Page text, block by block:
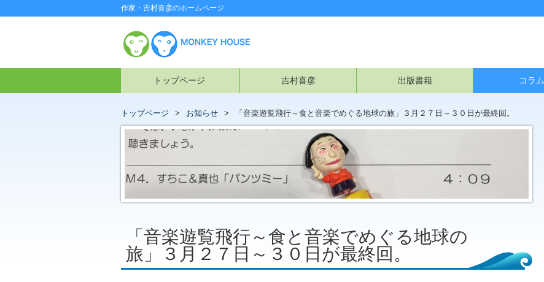
作家・吉村喜彦のホームページ
トップページ 吉村喜彦 出版書籍 コラム
トップページ お知らせ 「音楽遊覧飛行～食と音楽でめぐる地球の旅」３月２７日～３０日が最終回。
「音楽遊覧飛行～食と音楽でめぐる地球の
旅」３月２７日～３０日が最終回。